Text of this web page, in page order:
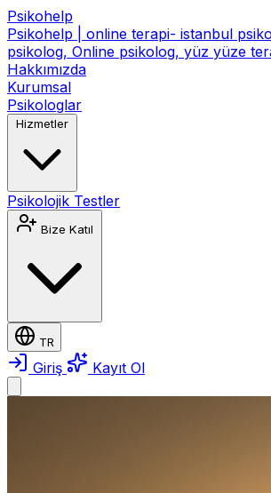
Psikohelp
Psikohelp | online terapi- istanbul
psikolog, Online psikolog, yüz yüze
Hakkımızda
Kurumsal
Psikologlar
Hizmetler
Psikolojik Testler
Bize Katıl
TR
Giriş Kayıt Ol